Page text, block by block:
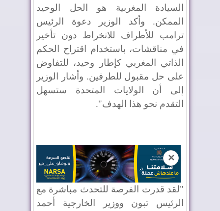
السيادة المغربية هو الحل الوحيد
الممكن. وأكد الوزير دعوة الرئيس
ترامب للأطراف للانخراط دون تأخير
في مناقشات، باستخدام اقتراح الحكم
الذاتي المغربي كإطار وحيد، للتفاوض
على حل مقبول للطرفين. وأشار الوزير
إلى أن الولايات المتحدة ستسهل
التقدم نحو هذا الهدف".
✕
"لقد قدرت الفرصة للتحدث مباشرة مع
الرئيس تبون ووزير الخارجية أحمد